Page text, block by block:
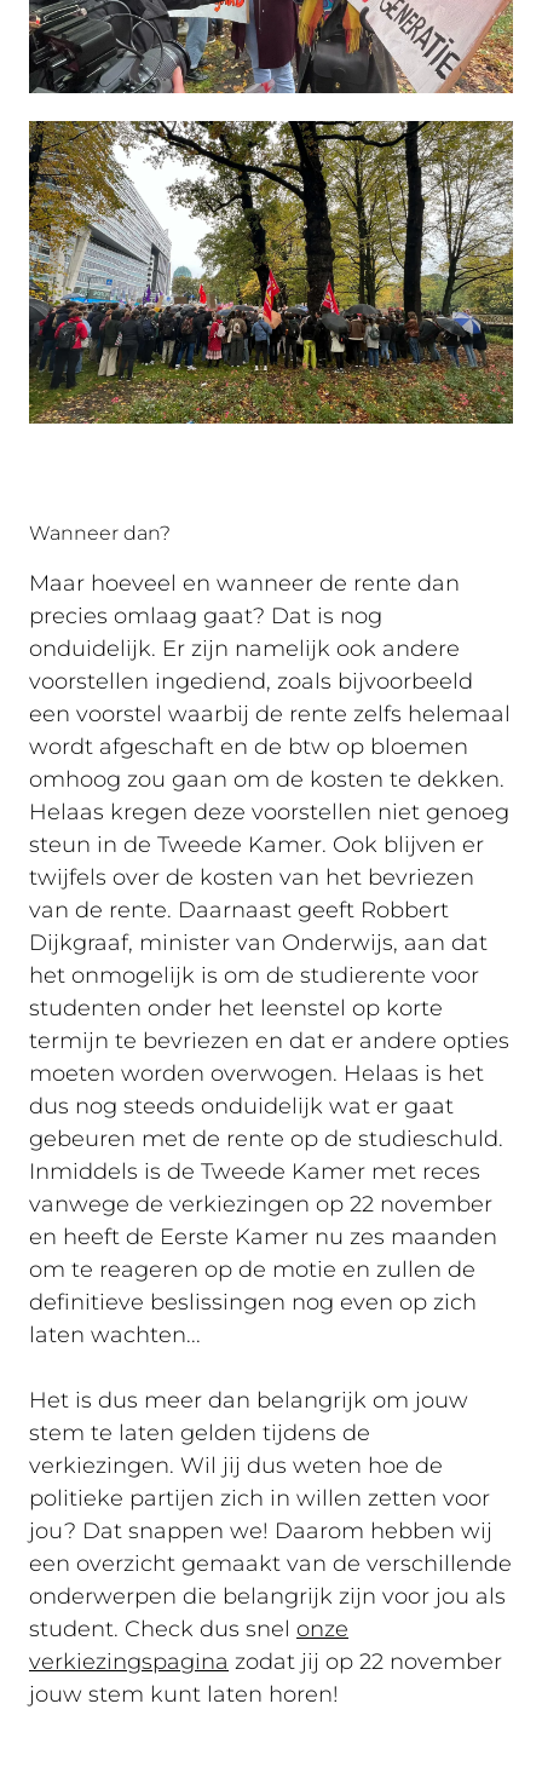
Wanneer dan?
Maar hoeveel en wanneer de rente dan
precies omlaag gaat? Dat is nog
onduidelijk. Er zijn namelijk ook andere
voorstellen ingediend, zoals bijvoorbeeld
een voorstel waarbij de rente zelfs helemaal
wordt afgeschaft en de btw op bloemen
omhoog zou gaan om de kosten te dekken.
Helaas kregen deze voorstellen niet genoeg
steun in de Tweede Kamer. Ook blijven er
twijfels over de kosten van het bevriezen
van de rente. Daarnaast geeft Robbert
Dijkgraaf, minister van Onderwijs, aan dat
het onmogelijk is om de studierente voor
studenten onder het leenstel op korte
termijn te bevriezen en dat er andere opties
moeten worden overwogen. Helaas is het
dus nog steeds onduidelijk wat er gaat
gebeuren met de rente op de studieschuld.
Inmiddels is de Tweede Kamer met reces
vanwege de verkiezingen op 22 november
en heeft de Eerste Kamer nu zes maanden
om te reageren op de motie en zullen de
definitieve beslissingen nog even op zich
laten wachten...
Het is dus meer dan belangrijk om jouw
stem te laten gelden tijdens de
verkiezingen. Wil jij dus weten hoe de
politieke partijen zich in willen zetten voor
jou? Dat snappen we! Daarom hebben wij
een overzicht gemaakt van de verschillende
onderwerpen die belangrijk zijn voor jou als
student. Check dus snel onze
verkiezingspagina zodat jij op 22 november
jouw stem kunt laten horen!